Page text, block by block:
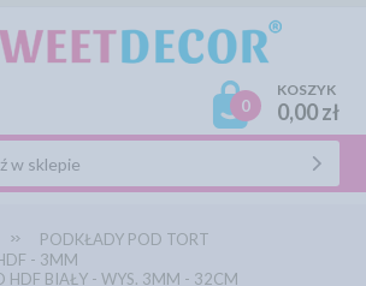
0
KOSZYK
0,00 zł
PODKŁADY POD TORT
- 3MM
HDF BIAŁY - WYS. 3MM - 32CM